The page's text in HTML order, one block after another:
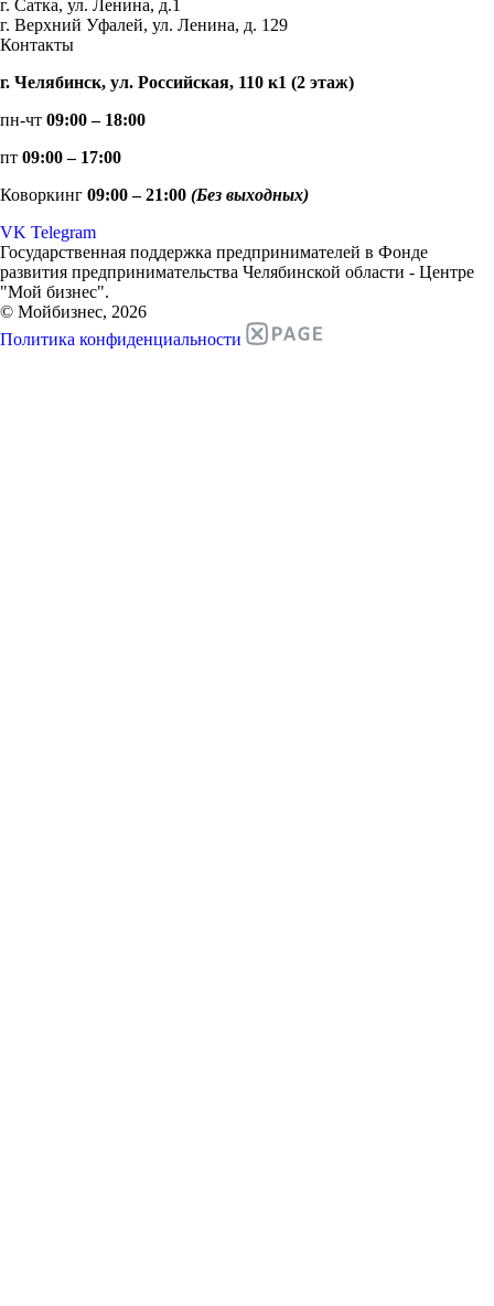
г. Сатка, ул. Ленина, д.1
г. Верхний Уфалей, ул. Ленина, д. 129
Контакты
г. Челябинск, ул. Российская, 110 к1 (2 этаж)
пн-чт 09:00 – 18:00
пт 09:00 – 17:00
Коворкинг 09:00 – 21:00 (Без выходных)
VK Telegram
Государственная поддержка предпринимателей в Фонде
развития предпринимательства Челябинской области - Центре
"Мой бизнес".
© Мойбизнес, 2026
Политика конфиденциальности